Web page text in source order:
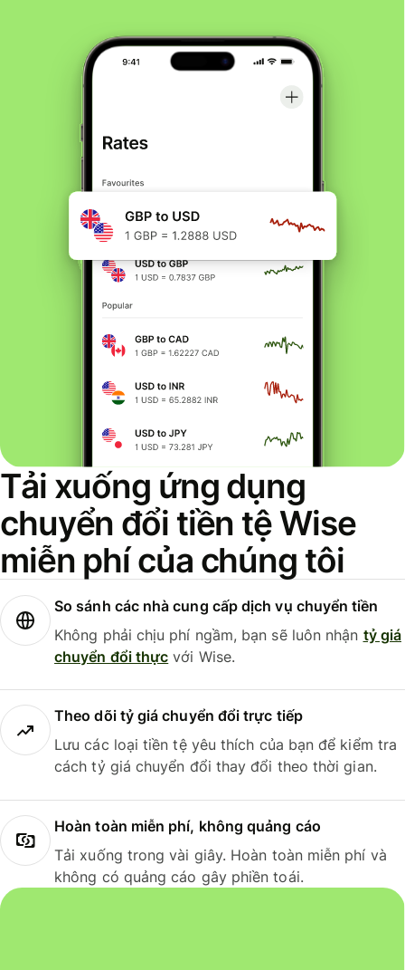
Tải xuống ứng dụng
chuyển đổi tiền tệ Wise
miễn phí của chúng tôi
So sánh các nhà cung cấp dịch vụ chuyển tiền
Không phải chịu phí ngầm, bạn sẽ luôn nhận tỷ giá
chuyển đổi thực với Wise.
Theo dõi tỷ giá chuyển đổi trực tiếp
Lưu các loại tiền tệ yêu thích của bạn để kiểm tra
cách tỷ giá chuyển đổi thay đổi theo thời gian.
Hoàn toàn miễn phí, không quảng cáo
Tải xuống trong vài giây. Hoàn toàn miễn phí và
không có quảng cáo gây phiền toái.